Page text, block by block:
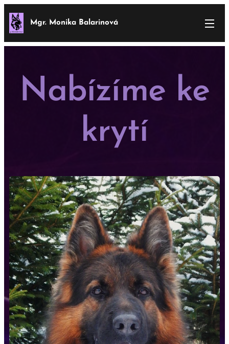
Mgr. Monika Balarinová
Nabízíme ke
krytí